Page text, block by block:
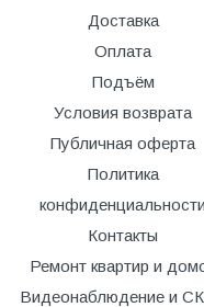
Доставка
Оплата
Подъём
Условия возврата
Публичная оферта
Политика
конфиденциальности
Контакты
Ремонт квартир и
Видеонаблюдение и